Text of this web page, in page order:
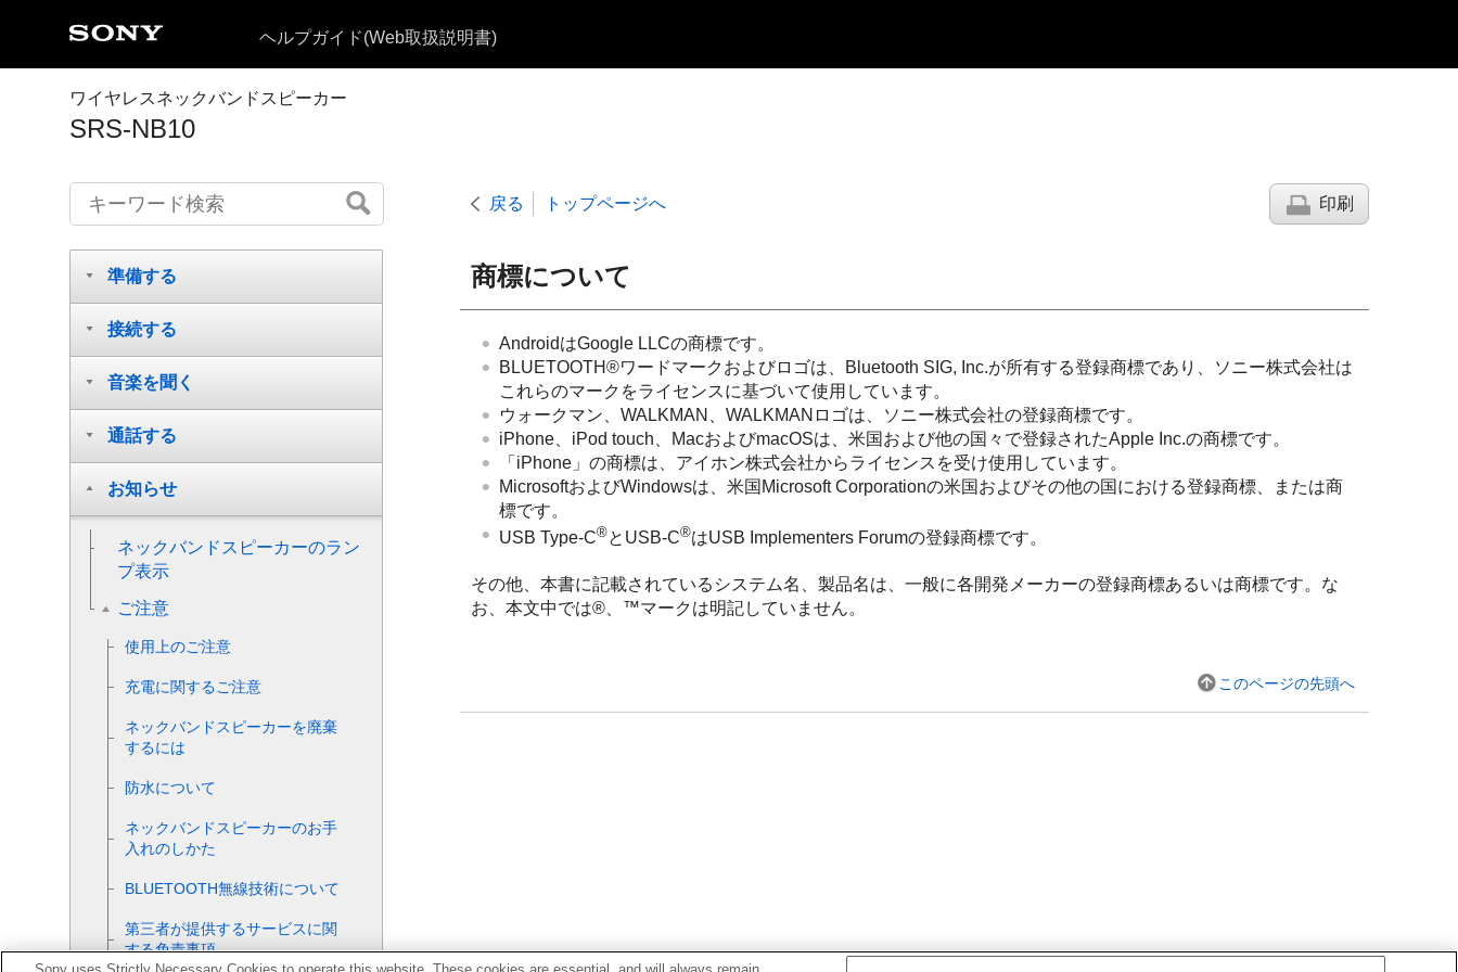
ヘルプガイド(Web取扱説明書)
ワイヤレスネックバンドスピーカー
SRS-NB10
戻る トップページへ 印刷
商標について
AndroidはGoogle LLCの商標です。
BLUETOOTH®ワードマークおよびロゴは、Bluetooth SIG, Inc.が所有する登録商標であり、ソニー株式会社は
これらのマークをライセンスに基づいて使用しています。
ウォークマン、WALKMAN、WALKMANロゴは、ソニー株式会社の登録商標です。
iPhone、iPod touch、MacおよびmacOSは、米国および他の国々で登録されたApple Inc.の商標です。
「iPhone」の商標は、アイホン株式会社からライセンスを受け使用しています。
MicrosoftおよびWindowsは、米国Microsoft Corporationの米国およびその他の国における登録商標、または商
標です。
USB Type-C®とUSB-C®はUSB Implementers Forumの登録商標です。
その他、本書に記載されているシステム名、製品名は、一般に各開発メーカーの登録商標あるいは商標です。な
お、本文中では®、™マークは明記していません。
このページの先頭へ
準備する
接続する
音楽を聞く
通話する
お知らせ
ネックバンドスピーカーのラン
プ表示
ご注意
使用上のご注意
充電に関するご注意
ネックバンドスピーカーを廃棄
するには
防水について
ネックバンドスピーカーのお手
入れのしかた
BLUETOOTH無線技術について
第三者が提供するサービスに関
する免責事項